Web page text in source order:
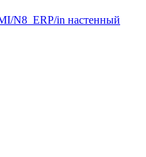
N8_ERP/in настенный